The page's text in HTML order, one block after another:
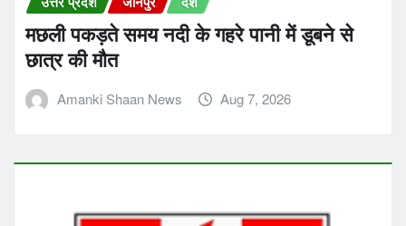
मछली पकड़ते समय नदी के गहरे पानी में डूबने से
छात्र की मौत
Amanki Shaan News Aug 7, 2026